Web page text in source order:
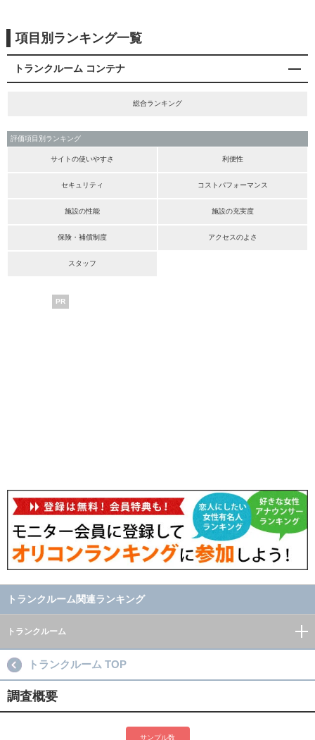
項目別ランキング一覧
トランクルーム コンテナ
総合ランキング
評価項目別ランキング
サイトの使いやすさ 利便性
セキュリティ コストパフォーマンス
施設の性能 施設の充実度
保険・補償制度 アクセスのよさ
スタッフ
PR
トランクルーム関連ランキング
トランクルーム
トランクルーム TOP
調査概要
サンプル数